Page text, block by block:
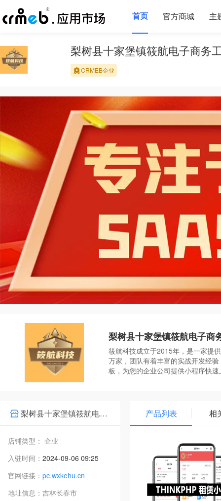
首页 官方商城 主
梨树县十家堡镇筱航电子商务
CRMEB企业
梨树县十家堡镇筱航电子商
筱航科技成立于2015年，是一家提
万家，团队有着丰富的实战开发经
板，为您的企业公司提供小程序快
梨树县十家堡镇筱航电子商务工作室
店铺类型： 企业
入驻时间： 2024-09-06 09:25
官网链接： pc.wxkehu.cn
地址信息： 吉林长春市
产品列表 相